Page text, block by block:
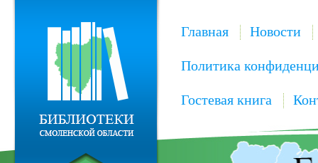
Главная Новости
Политика
Гостевая книга